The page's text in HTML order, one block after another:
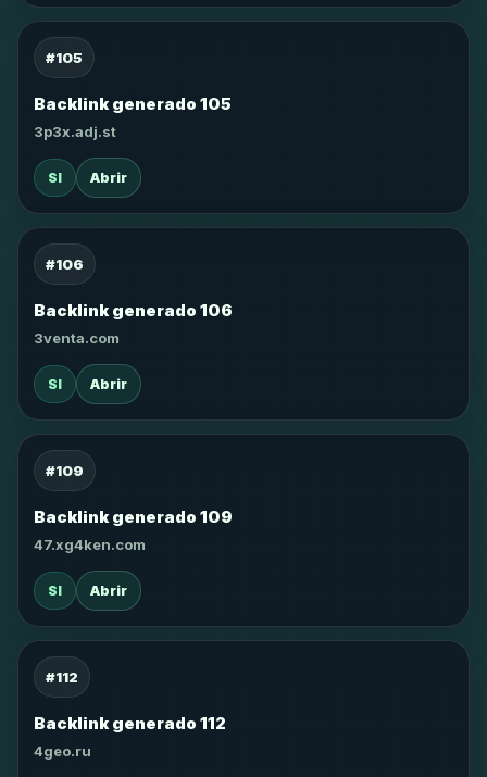
#105
Backlink generado 105
3p3x.adj.st
SI Abrir
#106
Backlink generado 106
3venta.com
SI Abrir
#109
Backlink generado 109
47.xg4ken.com
SI Abrir
#112
Backlink generado 112
4geo.ru